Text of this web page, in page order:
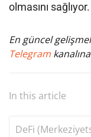
olmasını sağlıyor.
En güncel
Telegram
In this article
DeFi